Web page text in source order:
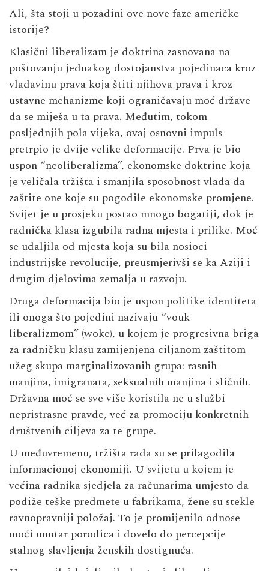
Ali, šta stoji u pozadini ove nove faze američke
istorije?
Klasični liberalizam je doktrina zasnovana na
poštovanju jednakog dostojanstva pojedinaca kroz
vladavinu prava koja štiti njihova prava i kroz
ustavne mehanizme koji ograničavaju moć države
da se miješa u ta prava. Međutim, tokom
posljednjih pola vijeka, ovaj osnovni impuls
pretrpio je dvije velike deformacije. Prva je bio
uspon “neoliberalizma”, ekonomske doktrine koja
je veličala tržišta i smanjila sposobnost vlada da
zaštite one koje su pogodile ekonomske promjene.
Svijet je u prosjeku postao mnogo bogatiji, dok je
radnička klasa izgubila radna mjesta i prilike. Moć
se udaljila od mjesta koja su bila nosioci
industrijske revolucije, preusmjerivši se ka Aziji i
drugim djelovima zemalja u razvoju.
Druga deformacija bio je uspon politike identiteta
ili onoga što pojedini nazivaju “vouk
liberalizmom” (woke), u kojem je progresivna briga
za radničku klasu zamijenjena ciljanom zaštitom
užeg skupa marginalizovanih grupa: rasnih
manjina, imigranata, seksualnih manjina i sličnih.
Državna moć se sve više koristila ne u službi
nepristrasne pravde, već za promociju konkretnih
društvenih ciljeva za te grupe.
U međuvremenu, tržišta rada su se prilagodila
informacionoj ekonomiji. U svijetu u kojem je
većina radnika sjedjela za računarima umjesto da
podiže teške predmete u fabrikama, žene su stekle
ravnopravniji položaj. To je promijenilo odnose
moći unutar porodica i dovelo do percepcije
stalnog slavljenja ženskih dostignuća.